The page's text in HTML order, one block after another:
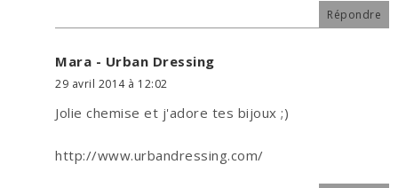
Répondre
Mara - Urban Dressing
29 avril 2014 à 12:02
Jolie chemise et j'adore tes bijoux ;)
http://www.urbandressing.com/